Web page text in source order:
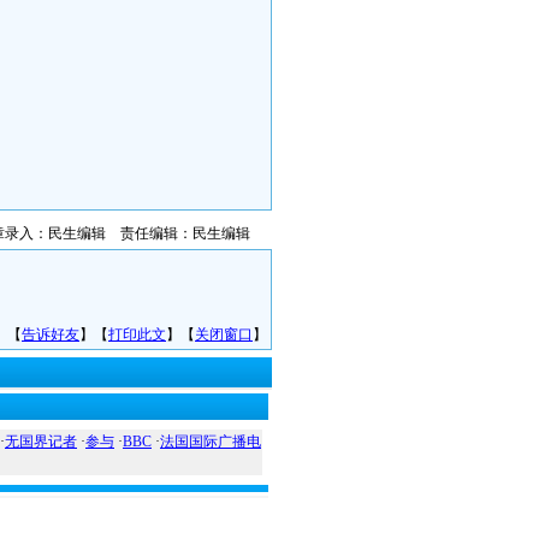
录入：民生编辑 责任编辑：民生编辑
【告诉好友】【打印此文 】【 关闭窗口 】
无国界记者 ·参与 ·BBC ·法国国际广播电